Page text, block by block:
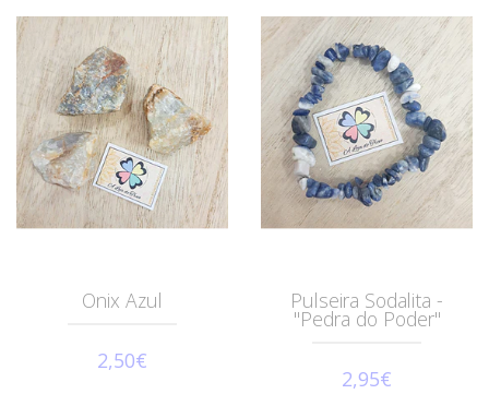
Onix Azul
2,50€
Pulseira Sodalita -
"Pedra do Poder"
2,95€